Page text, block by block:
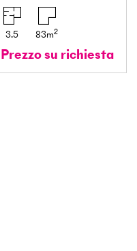
3.5 83m2
Prezzo su richiesta